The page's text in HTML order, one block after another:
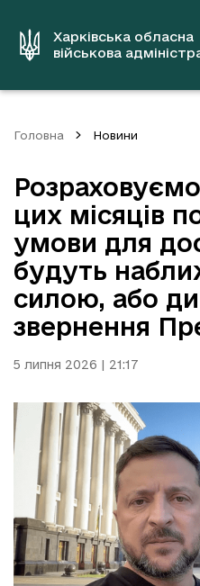
вмістуХарківська обласна
військова
Головна Новини
цих місяців
умови для
будуть
силою, або
звернення
5 липня 2026 | 21:17